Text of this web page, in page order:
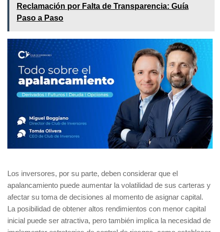
Reclamación por Falta de Transparencia: Guía
Paso a Paso
Los inversores, por su parte, deben considerar que el
apalancamiento puede aumentar la volatilidad de sus carteras y
afectar su toma de decisiones al momento de asignar capital.
La posibilidad de obtener altos rendimientos con menor capital
inicial puede ser atractiva, pero también implica la necesidad de